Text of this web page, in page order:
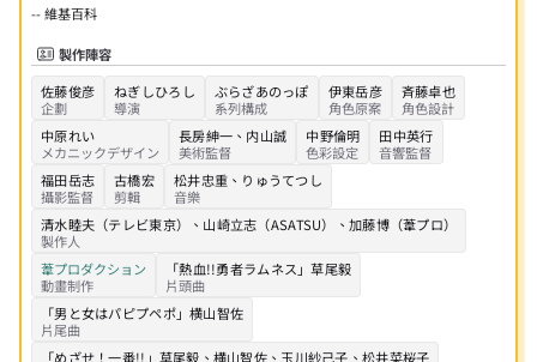
-- 維基百科
製作陣容
佐藤俊彦
企劃
ねぎしひろし
導演
ぶらざあのっぽ
系列構成
伊東岳彦
角色原案
斉藤卓也
角色設計
中原れい
メカニックデザイン
長房紳一 、 内山誠
美術監督
中野倫明
色彩設定
田中英行
音響監督
福田岳志
攝影監督
古橋宏
剪輯
松井忠重 、 りゅうてつし
音樂
清水睦夫（テレビ東京）
、 山崎立志（ASATSU） 、加藤博（葦プロ）
製作人
葦プロダクション
動畫制作
「熱血!!勇者ラムネス」草尾毅
片頭曲
「男と女はパピプペポ」横山智佐
片尾曲
「めざせ！一番!!」 草尾毅 、 横山智佐 、 玉川紗己子 、松井菜桜子